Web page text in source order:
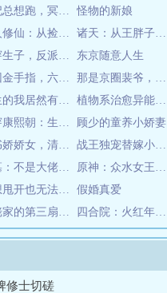
王妃总想跑，冥王心慌慌
怪物的新娘
凡人修仙：从捡到玉碗开始
诸天：从王胖子开始
快穿生子，反派更宠谁还要男主啊
东京随意人生
抢回金手指，六零极品夫妻杀疯了
那是京圈裴爷，你把他当奴养？
重生的我居然有十四个亲生儿子
植物系治愈异能师在星际
清穿康熙朝：生子后她一心咸鱼
顾少的童养小娇妻
穿书娇娇女，清冷状元郎情难自抑
战王独宠替嫁小悍妃
盗墓：不是大佬，是阿辞
原神：众水女王的归来
别想甩开也无法放下
假婚真爱
姥姥家的第三扇门：男教师的秘密
四合院：火红年代享受生活
修士切磋